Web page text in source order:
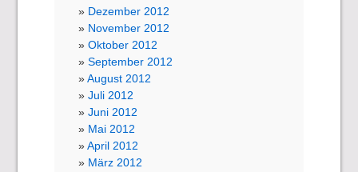
Dezember 2012
November 2012
Oktober 2012
September 2012
August 2012
Juli 2012
Juni 2012
Mai 2012
April 2012
März 2012